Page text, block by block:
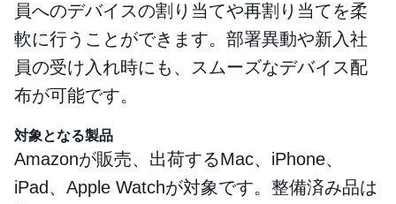
員へのデバイスの割り当てや再割り当てを柔
軟に行うことができます。部署異動や新入社
員の受け入れ時にも、スムーズなデバイス配
布が可能です。
対象となる製品
Amazonが販売、出荷するMac、iPhone、
iPad、Apple Watchが対象です。整備済み品は